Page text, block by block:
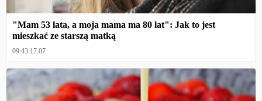
"Mam 53 lata, a moja mama ma 80 lat": Jak to jest
mieszkać ze starszą matką
09:43 17.07